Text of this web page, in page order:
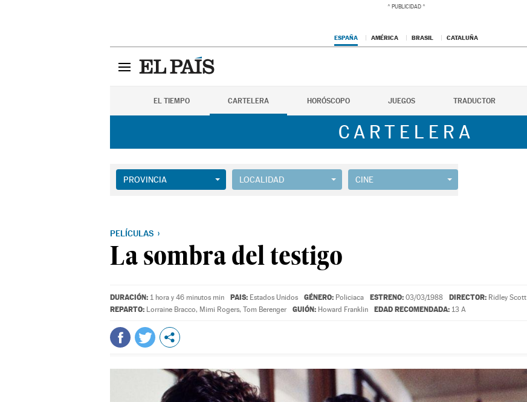
ESPAÑA AMÉRICA BRASIL CATALUÑA
EL TIEMPO CARTELERA HORÓSCOPO JUEGOS TRADUCTOR
CARTELERA
PROVINCIA LOCALIDAD CINE
PELÍCULAS
La sombra del testigo
DURACIÓN: 1 hora y 46 minutos min PAIS: Estados Unidos GÉNERO: Policiaca ESTRENO: 03/03/1988 DIRECTOR: Ridley Scott
REPARTO: Lorraine Bracco, Mimi Rogers, Tom Berenger GUIÓN: Howard Franklin EDAD RECOMENDADA: 13 A